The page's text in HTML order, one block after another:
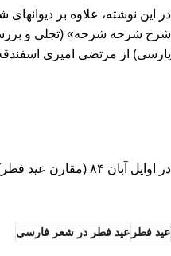
در این نوشته، علاوه بر
شرح شرحه شرحه» (تجلى و
پارسى) از مرتضى امیرى
در اوایل آبان ۸۴ (مقارن عید فطر) براى روزنامه جام جم نوشته شد.
عید فطر عید فطر در شعر فارسی